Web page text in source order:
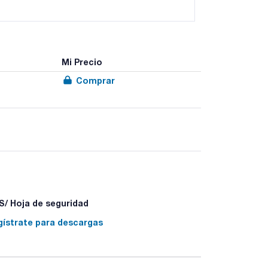
Mi Precio
Comprar
Hoja de seguridad
para descargas